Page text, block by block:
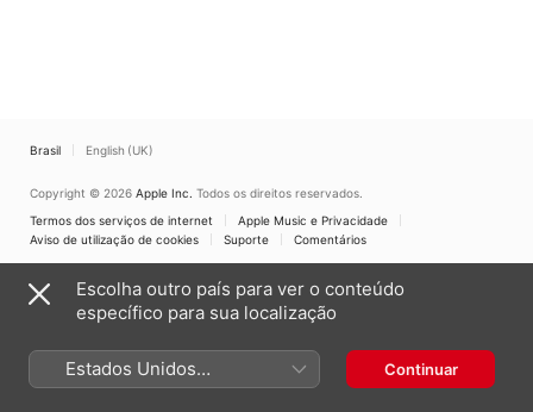
Brasil English (UK)
Copyright © 2026 Apple Inc. Todos os direitos reservados.
Termos dos serviços de internet
Apple Music e Privacidade
Aviso de utilização de cookies
Suporte Comentários
Escolha outro país para ver o conteúdo
específico para sua localização
Estados Unidos
(Português Brasil)
Continuar